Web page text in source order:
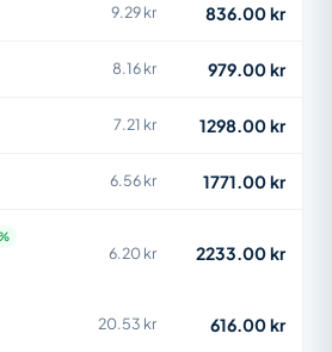
9.29 kr 836.00 kr
8.16 kr 979.00 kr
7.21 kr 1298.00 kr
6.56 kr 1771.00 kr
6.20 kr 2233.00 kr
20.53 kr 616.00 kr